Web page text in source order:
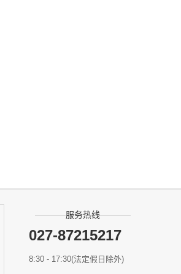
服务热线
027-87215217
8:30 - 17:30(法定假日除外)